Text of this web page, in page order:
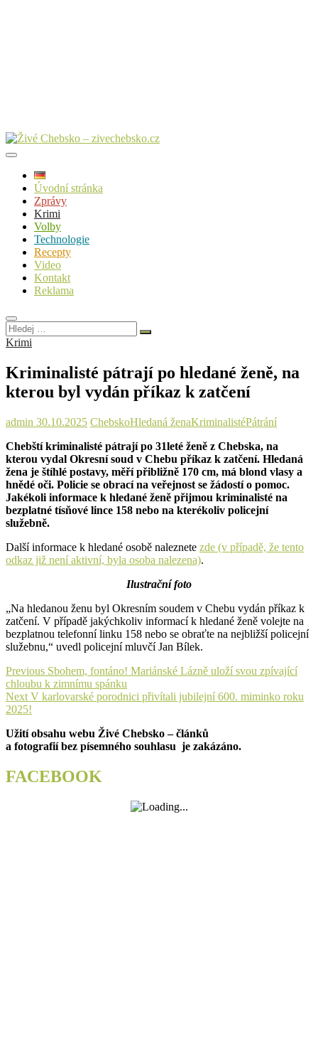
Úvodní stránka
Zprávy
Krimi
Volby
Technologie
Recepty
Video
Kontakt
Reklama
Hledej
…
Krimi
Kriminalisté pátrají po hledané ženě, na
kterou byl vydán příkaz k zatčení
admin 30.10.2025 ChebskoHledaná ženaKriminalistéPátrání
Chebští kriminalisté pátrají po 31leté ženě z Chebska, na
kterou vydal Okresní soud v Chebu příkaz k zatčení. Hledaná
žena je štíhlé postavy, měří přibližně 170 cm, má blond vlasy a
hnědé oči. Policie se obrací na veřejnost se žádostí o pomoc.
Jakékoli informace k hledané ženě přijmou kriminalisté na
bezplatné tísňové lince 158 nebo na kterékoliv policejní
služebně.
Další informace k hledané osobě naleznete zde (v případě, že tento
odkaz již není aktivní, byla osoba nalezena).
Ilustrační foto
„Na hledanou ženu byl Okresním soudem v Chebu vydán příkaz k
zatčení. V případě jakýchkoliv informací k hledané ženě volejte na
bezplatnou telefonní linku 158 nebo se obraťte na nejbližší policejní
služebnu,“ uvedl policejní mluvčí Jan Bílek.
Navigace
pro
příspěvek
Previous Previous
post:
Sbohem, fontáno! Mariánské Lázně uloží svou zpívající
chloubu k zimnímu spánku
Next Next
post:
V karlovarské porodnici přivítali jubilejní 600. miminko roku
2025!
Užití obsahu webu Živé Chebsko – článků
a fotografií bez písemného souhlasu je zakázáno.
FACEBOOK